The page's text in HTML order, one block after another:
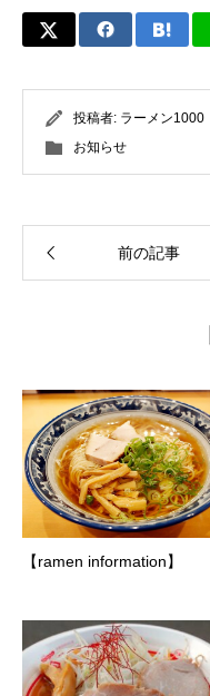
投稿者: ラーメン1000
お知らせ
前の記事
【ramen information】